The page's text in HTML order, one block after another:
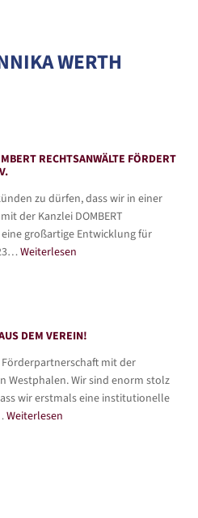
WERTH
RECHTSANWÄLTE FÖRDERT
zu dürfen, dass wir in einer
der Kanzlei DOMBERT
großartige Entwicklung für
Weiterlesen
DEM VEREIN!
mit der
Westphalen. Wir sind enorm stolz
wir erstmals eine institutionelle
Weiterlesen